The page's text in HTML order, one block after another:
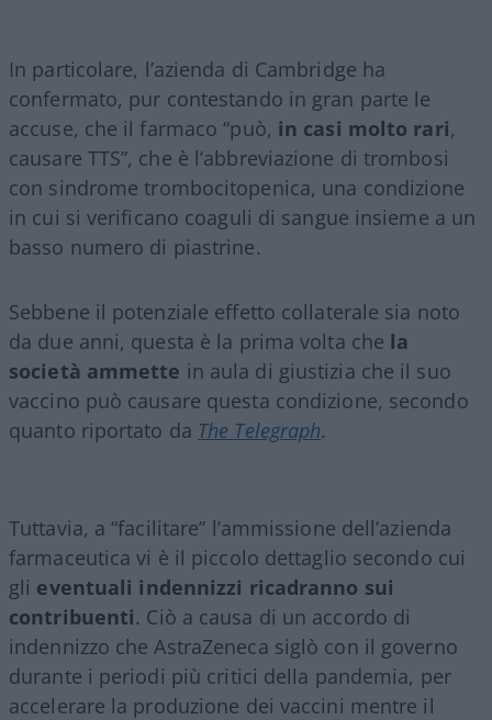
In particolare, l’azienda di Cambridge ha
confermato, pur contestando in gran parte le
accuse, che il farmaco “può, in casi molto rari,
causare TTS”, che è l’abbreviazione di trombosi
con sindrome trombocitopenica, una condizione
in cui si verificano coaguli di sangue insieme a un
basso numero di piastrine.
Sebbene il potenziale effetto collaterale sia noto
da due anni, questa è la prima volta che la
società ammette in aula di giustizia che il suo
vaccino può causare questa condizione, secondo
quanto riportato da The Telegraph.
Tuttavia, a “facilitare” l’ammissione dell’azienda
farmaceutica vi è il piccolo dettaglio secondo cui
gli eventuali indennizzi ricadranno sui
contribuenti. Ciò a causa di un accordo di
indennizzo che AstraZeneca siglò con il governo
durante i periodi più critici della pandemia, per
accelerare la produzione dei vaccini mentre il